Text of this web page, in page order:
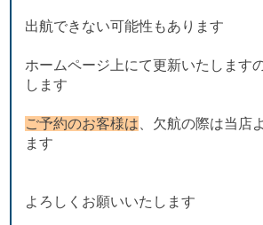
出航できない可能性もあります
ホームページ上にて更新いたします
します
ご予約のお客様は 、欠航の際は当店
ます
よろしくお願いいたします